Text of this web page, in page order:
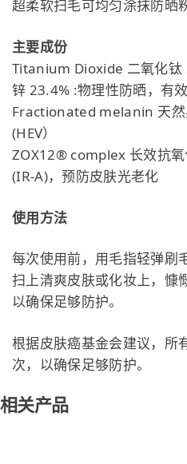
超柔软扫毛可均匀涂抹防晒
主要成份
Titanium Dioxide 二氧化钛
锌 23.4% :物理性防晒，有
Fractionated melanin 天然
(HEV）
ZOX12® complex 长效抗
(IR-A)，预防皮肤光老化
使用方法
每次使用前，用毛指轻弹刷
扫上清爽皮肤或化妆上，慷
以确保足够防护。
根据皮肤癌基金会建议，所
次，以确保足够防护。
相关产品